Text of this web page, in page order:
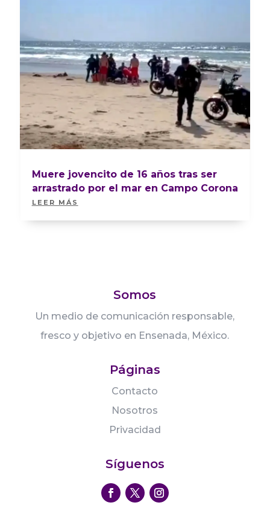
Muere jovencito de 16 años tras ser
arrastrado por el mar en Campo Corona
LEER MÁS
Somos
Un medio de comunicación responsable,
fresco y objetivo en Ensenada, México.
Páginas
Contacto
Nosotros
Privacidad
Síguenos